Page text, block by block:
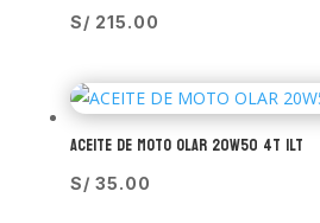
S/ 215.00
ACEITE DE MOTO OLAR 20W50 4T 1LT
S/ 35.00